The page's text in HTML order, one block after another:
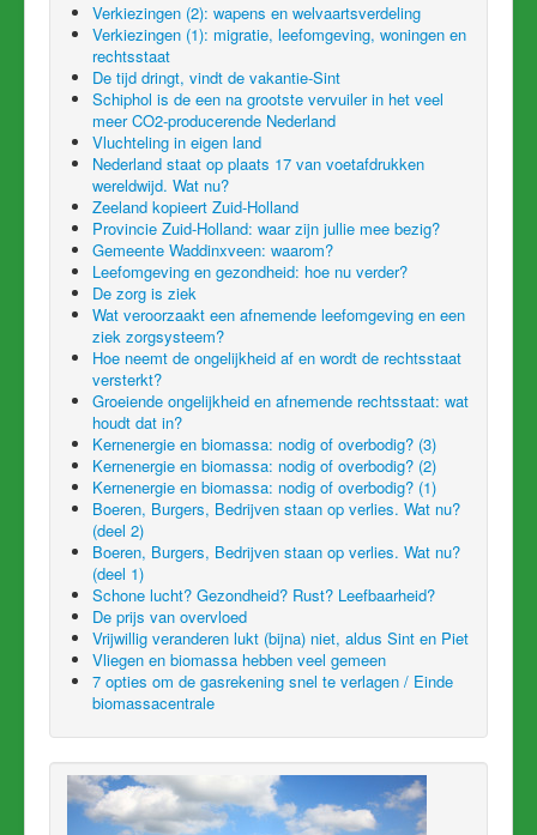
Verkiezingen (2): wapens en welvaartsverdeling
Verkiezingen (1): migratie, leefomgeving, woningen en
rechtsstaat
De tijd dringt, vindt de vakantie-Sint
Schiphol is de een na grootste vervuiler in het veel
meer CO2-producerende Nederland
Vluchteling in eigen land
Nederland staat op plaats 17 van voetafdrukken
wereldwijd. Wat nu?
Zeeland kopieert Zuid-Holland
Provincie Zuid-Holland: waar zijn jullie mee bezig?
Gemeente Waddinxveen: waarom?
Leefomgeving en gezondheid: hoe nu verder?
De zorg is ziek
Wat veroorzaakt een afnemende leefomgeving en een
ziek zorgsysteem?
Hoe neemt de ongelijkheid af en wordt de rechtsstaat
versterkt?
Groeiende ongelijkheid en afnemende rechtsstaat: wat
houdt dat in?
Kernenergie en biomassa: nodig of overbodig? (3)
Kernenergie en biomassa: nodig of overbodig? (2)
Kernenergie en biomassa: nodig of overbodig? (1)
Boeren, Burgers, Bedrijven staan op verlies. Wat nu?
(deel 2)
Boeren, Burgers, Bedrijven staan op verlies. Wat nu?
(deel 1)
Schone lucht? Gezondheid? Rust? Leefbaarheid?
De prijs van overvloed
Vrijwillig veranderen lukt (bijna) niet, aldus Sint en Piet
Vliegen en biomassa hebben veel gemeen
7 opties om de gasrekening snel te verlagen / Einde
biomassacentrale